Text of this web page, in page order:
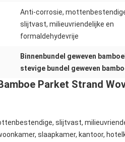
Anti-corrosie,
slijtvast, milieuvriendelijke en
formaldehydevrije
Binnenbundel geweven
stevige bundel geweven
Parket Strand
slijtvast,
slaapkamer, kantoor,